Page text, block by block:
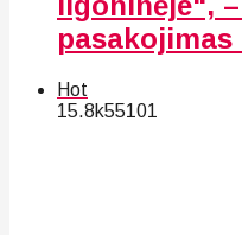
Hot
15.8k55101